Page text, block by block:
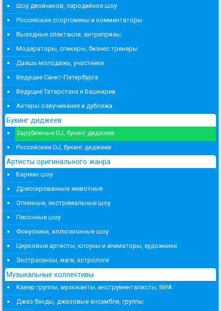
Шоу двойников, пародийное шоу
Российские спортсмены и комментаторы
Выездные спектакли, антрепризы
Модераторы, спикеры, бизнес тренеры
Даешь молодежь, участники
Ведущие Санкт-Петербурга
Ведущие Татарстана и Башкирии
Актеры озвучивания и дубляжа
Букинг диджеев
Зарубежные DJ, букинг диджеев
Российские DJ, букинг диджеев
Артисты оригинального жанра
Бармен шоу
Дрессированные животные
Огненные, экстремальные шоу
Песочные шоу
Фокусники, иллюзионные шоу
Цирковые артисты, клоуны и аниматоры, художники
Экстрасенсы, маги, астрологи
Музыкальные коллективы
Кавер группы, музыканты, инструменталисты, ВИА
Джаз бэнды, джазовые ансамбли, группы